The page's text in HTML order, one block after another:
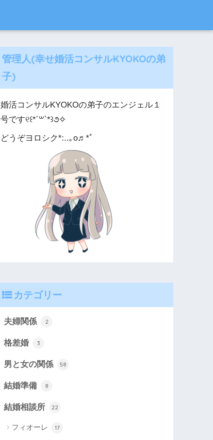
管理人(幸せ婚活コンサルKYOKOの弟
子)
婚活コンサルKYOKOの弟子のエンジェル１
号です୧꒰*´꒳`*꒱૭✧
どうぞヨロシク*:..｡o♬*ﾟ
カテゴリー
夫婦関係 2
格差婚 3
男と女の関係 58
結婚準備 8
結婚相談所 22
フィオーレ 17